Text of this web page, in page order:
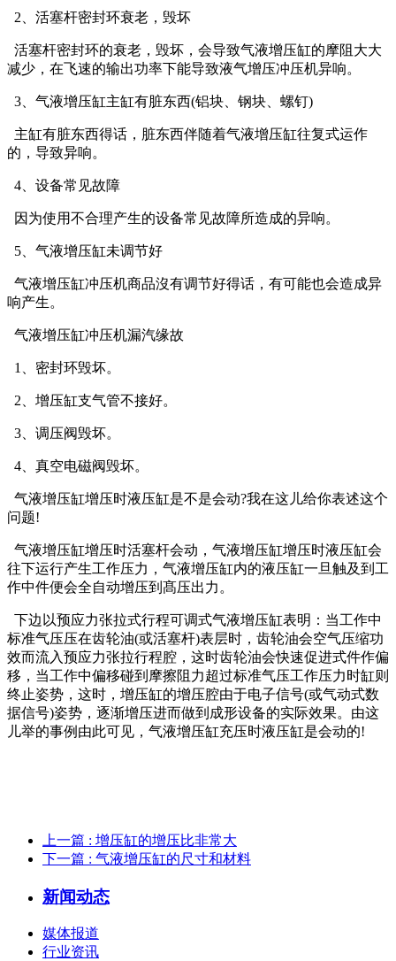
2、活塞杆密封环衰老，毁坏
活塞杆密封环的衰老，毁坏，会导致气液增压缸的摩阻大大
减少，在飞速的输出功率下能导致液气增压冲压机异响。
3、气液增压缸主缸有脏东西(铝块、钢块、螺钉)
主缸有脏东西得话，脏东西伴随着气液增压缸往复式运作
的，导致异响。
4、设备常见故障
因为使用不合理产生的设备常见故障所造成的异响。
5、气液增压缸未调节好
气液增压缸冲压机商品沒有调节好得话，有可能也会造成异
响产生。
气液增压缸冲压机漏汽缘故
1、密封环毁坏。
2、增压缸支气管不接好。
3、调压阀毁坏。
4、真空电磁阀毁坏。
气液增压缸增压时液压缸是不是会动?我在这儿给你表述这个
问题!
气液增压缸增压时活塞杆会动，气液增压缸增压时液压缸会
往下运行产生工作压力，气液增压缸内的液压缸一旦触及到工
作中件便会全自动增压到髙压出力。
下边以预应力张拉式行程可调式气液增压缸表明：当工作中
标准气压压在齿轮油(或活塞杆)表层时，齿轮油会空气压缩功
效而流入预应力张拉行程腔，这时齿轮油会快速促进式件作偏
移，当工作中偏移碰到摩擦阻力超过标准气压工作压力时缸则
终止姿势，这时，增压缸的增压腔由于电子信号(或气动式数
据信号)姿势，逐渐增压进而做到成形设备的实际效果。由这
儿举的事例由此可见，气液增压缸充压时液压缸是会动的!
上一篇 : 增压缸的增压比非常大
下一篇 : 气液增压缸的尺寸和材料
新闻动态
媒体报道
行业资讯